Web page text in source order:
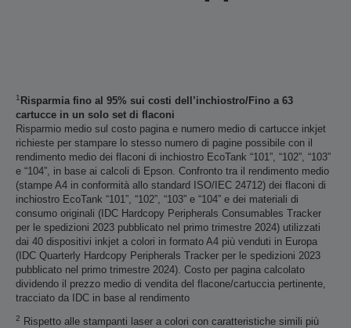
1 Risparmia fino al 95% sui costi dell’inchiostro/Fino a 63
cartucce in un solo set di flaconi
Risparmio medio sul costo pagina e numero medio di cartucce inkjet
richieste per stampare lo stesso numero di pagine possibile con il
rendimento medio dei flaconi di inchiostro EcoTank “101”, “102”, “103”
e “104”, in base ai calcoli di Epson. Confronto tra il rendimento medio
(stampe A4 in conformità allo standard ISO/IEC 24712) dei flaconi di
inchiostro EcoTank “101”, “102”, “103” e “104” e dei materiali di
consumo originali (IDC Hardcopy Peripherals Consumables Tracker
per le spedizioni 2023 pubblicato nel primo trimestre 2024) utilizzati
dai 40 dispositivi inkjet a colori in formato A4 più venduti in Europa
(IDC Quarterly Hardcopy Peripherals Tracker per le spedizioni 2023
pubblicato nel primo trimestre 2024). Costo per pagina calcolato
dividendo il prezzo medio di vendita del flacone/cartuccia pertinente,
tracciato da IDC in base al rendimento
2
Rispetto alle stampanti laser a colori con caratteristiche simili più